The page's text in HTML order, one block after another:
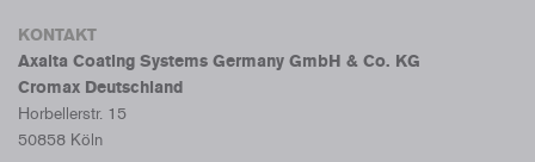
KONTAKT
Axalta Coating Systems Germany GmbH & Co. KG
Cromax Deutschland
Horbellerstr. 15
50858 Köln